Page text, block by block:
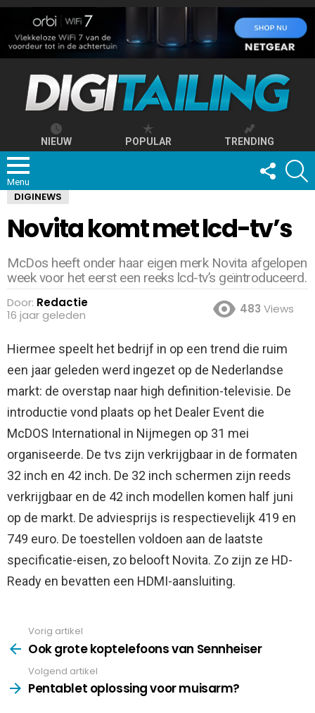
NIEUW POPULAR TRENDING
Menu
FOLLOW
US
DIGINEWS
Novita komt met lcd-tv’s
McDos heeft onder haar eigen merk Novita afgelopen
week voor het eerst een reeks lcd-tv’s geïntroduceerd.
Door: Redactie
16 jaar geleden
483 Views
Hiermee speelt het bedrijf in op een trend die ruim
een jaar geleden werd ingezet op de Nederlandse
markt: de overstap naar high definition-televisie. De
introductie vond plaats op het Dealer Event die
McDOS International in Nijmegen op 31 mei
organiseerde. De tvs zijn verkrijgbaar in de formaten
32 inch en 42 inch. De 32 inch schermen zijn reeds
verkrijgbaar en de 42 inch modellen komen half juni
op de markt. De adviesprijs is respectievelijk 419 en
749 euro. De toestellen voldoen aan de laatste
specificatie-eisen, zo belooft Novita. Zo zijn ze HD-
Ready en bevatten een HDMI-aansluiting.
more
Vorig artikel
Ook grote koptelefoons van Sennheiser
Volgend artikel
Pentablet oplossing voor muisarm?